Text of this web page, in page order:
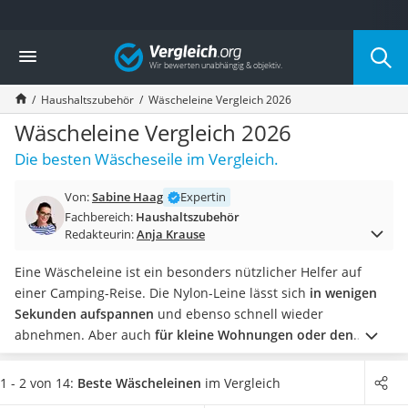
Die beliebtesten Vergleiche nach Kategorie
Haushalt
Wassersprudler
Zentralstaubsauger
Brotbackautomat
Wischroboter
Wäschespinne
Spülmaschinentabs
Akku-Staubsauger
AEG-Waschmaschine
Saug-Wisch-Roboter
Handstaubsauger
Milchaufschäumer
Kondenstrockner
Reiskocher
Vergleich
Haushaltszubehör Wäscheleine Vergleich 2026
Wäscheleine Vergleich 2026
Die besten Wäscheseile im Vergleich.
Von:Sabine Haag
Expertin
Fachbereich: Haushaltszubehör
Redakteurin:Anja Krause
Eine Wäscheleine ist ein besonders nützlicher Helfer auf
einer Camping-Reise. Die Nylon-Leine lässt sich in wenigen
Sekunden aufspannen und ebenso schnell wieder
abnehmen. Aber auch für kleine Wohnungen oder den
Balkonist eine Wäscheleine eine sinnvolle Anschaffung.
Gängige Tests im Internet zeigen, dassWäscheleinen mit
1 - 2 von 14: Beste Wäscheleinen im Vergleich